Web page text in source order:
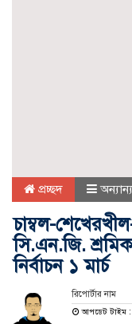
প্রচ্ছদ অন্যান্য
চাম্বল-
সি.এন.জি.
নির্বাচন ১ মার্চ
রিপোর্টার নাম
আপডেট টাইম :